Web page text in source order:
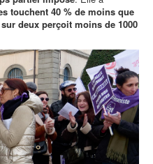
touchent 40 % de moins que
deux perçoit moins de 1000